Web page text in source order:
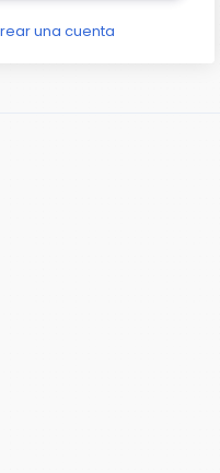
una cuenta